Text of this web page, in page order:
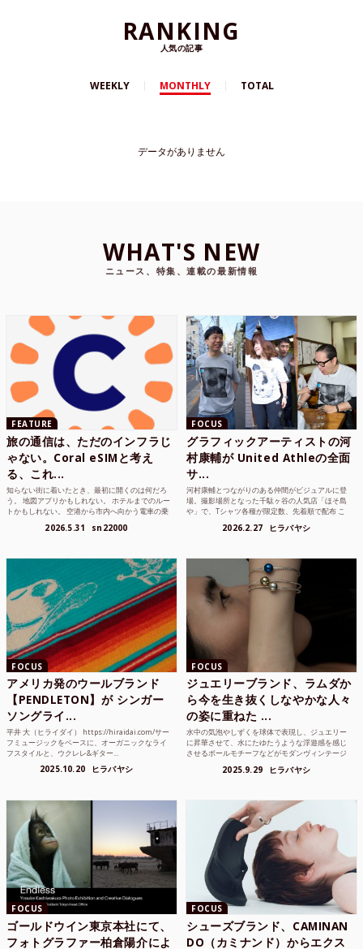
RANKING
人気の記事
WEEKLY MONTHLY TOTAL
データがありません
WHAT'S NEW
ニュース、特集、連載の最新情報
FEATURE
旅の通信は、ただのインフラじ
ゃない。Coral eSIMと考え
る、これ...
知らない街に着いたとき、最初に開くのは何だろ
う。 地図アプリかもしれない。 ホテルまでのルー
トかもしれない。 空港から市内へ向かう電車の乗
2026.5.31 sn22000
FOCUS
グラフィックアーティストの河
村康輔が United Athleの全面
サ...
河村康輔とつながりのある仲間がビジュアルに登
場。撮影場所となった千駄ヶ谷の人気店「ほそ島
や」で、Tシャツ各種が限定数、先着順で配布 こ
2026.2.27 ヒラバヤシ
FOCUS
アメリカ発のウールブランド
【PENDLETON】が シンガー
ソングライ...
平井 大（ヒライダイ） https://hiraidai.com/サー
フミュージックをベースに、オーガニックなライ
フスタイルと、ウクレレ&ギター...
2025.10.20 ヒラバヤシ
FOCUS
ジュエリーブランド、ラムダか
ら今を生き抜くしなやかな人々
の姿に重ねた ...
水中の気泡やしずくを球体で表現し、ジュエリー
に昇華させて、水にたゆたうような浮遊感を感じ
させるボールモチーフなどがモダンヴィンテージ
2025.9.29 ヒラバヤシ
FOCUS
ゴールドウイン東京本社にて、
フォトグラファー柏倉陽介によ
FOCUS
シューズブランド、CAMINAN
DO（カミナンド）からエクス